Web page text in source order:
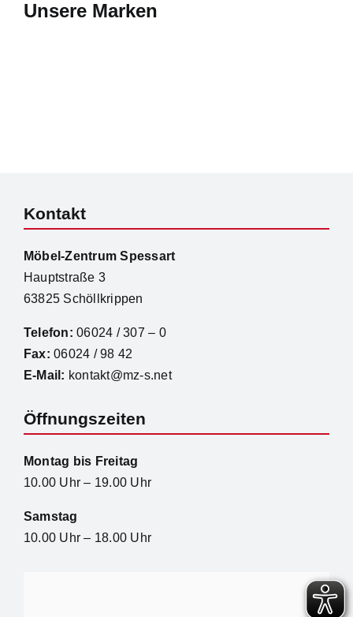
Unsere Marken
Kontakt
Möbel-Zentrum Spessart
Hauptstraße 3
63825 Schöllkrippen
Telefon: 06024 / 307 – 0
Fax: 06024 / 98 42
E-Mail: kontakt@mz-s.net
Öffnungszeiten
Montag bis Freitag
10.00 Uhr – 19.00 Uhr
Samstag
10.00 Uhr – 18.00 Uhr